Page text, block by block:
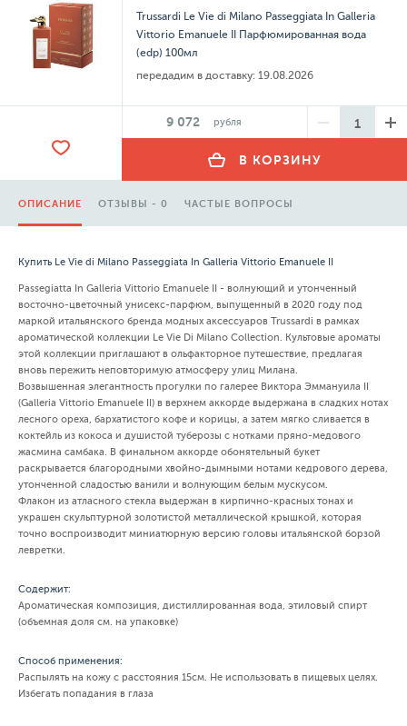
Trussardi Le Vie di Milano Passeggiata In Galleria
Vittorio Emanuele II Парфюмированная вода
(edp) 100мл
передадим в доставку: 19.08.2026
9 072 рубля
В КОРЗИНУ
ОПИСАНИЕ ОТЗЫВЫ - 0 ЧАСТЫЕ ВОПРОСЫ
Купить Le Vie di Milano Passeggiata In Galleria Vittorio Emanuele II
Passegiatta In Galleria Vittorio Emanuele II - волнующий и утонченный
восточно-цветочный унисекс-парфюм, выпущенный в 2020 году под
маркой итальянского бренда модных аксессуаров Trussardi в рамках
ароматической коллекции Le Vie Di Milano Collection. Культовые ароматы
этой коллекции приглашают в ольфакторное путешествие, предлагая
вновь пережить неповторимую атмосферу улиц Милана.
Возвышенная элегантность прогулки по галерее Виктора Эммануила II
(Galleria Vittorio Emanuele II) в верхнем аккорде выдержана в сладких нотах
лесного ореха, бархатистого кофе и корицы, а затем мягко сливается в
коктейль из кокоса и душистой туберозы с нотками пряно-медового
жасмина самбака. В финальном аккорде обонятельный букет
раскрывается благородными хвойно-дымными нотами кедрового дерева,
утонченной сладостью ванили и волнующим белым мускусом.
Флакон из атласного стекла выдержан в кирпично-красных тонах и
украшен скульптурной золотистой металлической крышкой, которая
точно воспроизводит миниатюрную версию головы итальянской борзой
левретки.
Содержит:
Ароматическая композиция, дистиллированная вода, этиловый спирт
(объемная доля см. на упаковке)
Способ применения:
Распылять на кожу с расстояния 15см. Не использовать в пищевых целях.
Избегать попадания в глаза